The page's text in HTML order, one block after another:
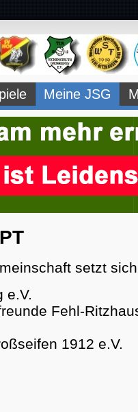
Meine JSG
setzt
e.V.
Fehl-
1912 e.V.